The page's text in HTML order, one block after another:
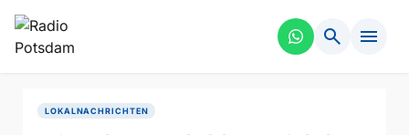
search menu
LOKALNACHRICHTEN